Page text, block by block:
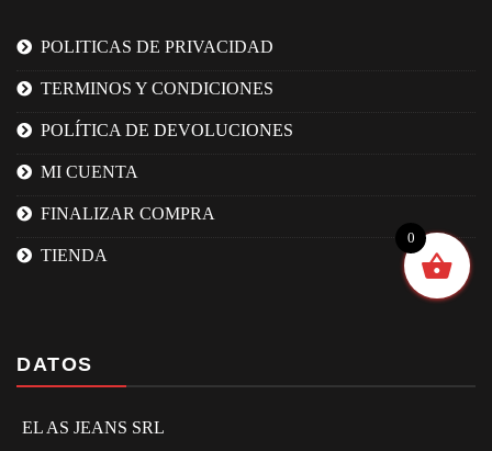
POLITICAS DE PRIVACIDAD
TERMINOS Y CONDICIONES
POLÍTICA DE DEVOLUCIONES
MI CUENTA
FINALIZAR COMPRA
TIENDA
DATOS
EL AS JEANS SRL
0